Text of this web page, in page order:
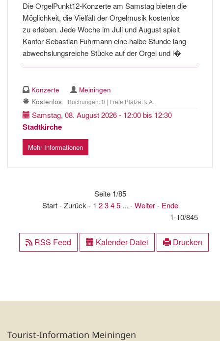
Die OrgelPunkt12-Konzerte am Samstag bieten die
Möglichkeit, die Vielfalt der Orgelmusik kostenlos
zu erleben. Jede Woche im Juli und August spielt
Kantor Sebastian Fuhrmann eine halbe Stunde lang
abwechslungsreiche Stücke auf der Orgel und l�
Konzerte
Meiningen
Kostenlos
Buchungen: 0 | Freie Plätze: k.A.
Samstag, 08. August 2026 - 12:00 bis 12:30
Stadtkirche
Mehr Informationen
Seite 1/85
Start - Zurück - 1 2 3 4 5... -Weiter- Ende
1-10/845
RSS Feed Kalender-Datei Drucken
Tourist-Information Meiningen